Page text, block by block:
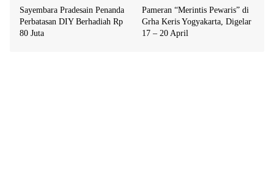
Sayembara Pradesain Penanda
Perbatasan DIY Berhadiah Rp
80 Juta
Pameran “Merintis Pewaris” di
Grha Keris Yogyakarta, Digelar
17 – 20 April